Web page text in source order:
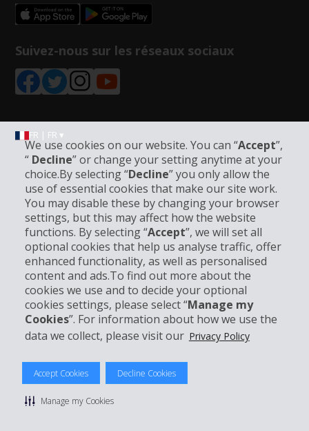
We use cookies on our website. You can “Accept”,
“ Decline” or change your setting anytime at your
choice.By selecting “Decline” you only allow the
use of essential cookies that make our site work.
You may disable these by changing your browser
settings, but this may affect how the website
functions. By selecting “Accept”, we will set all
optional cookies that help us analyse traffic, offer
enhanced functionality, as well as personalised
content and ads.To find out more about the
cookies we use and to decide your optional
cookies settings, please select “Manage my
Cookies”. For information about how we use the
data we collect, please visit our Privacy Policy
Accept Cookies Decline Cookies
Manage my Cookies
Suivez-nous sur les réseaux sociaux
FR | FR ▾
Informations sur l'entreprise
Entreprise
Support client
Réserver avec Hertz
© 2026 The Hertz System, Inc.
Politique de confidentialité | Conditions d'utilisation du site
Conditions de location
Gérer mes cookies